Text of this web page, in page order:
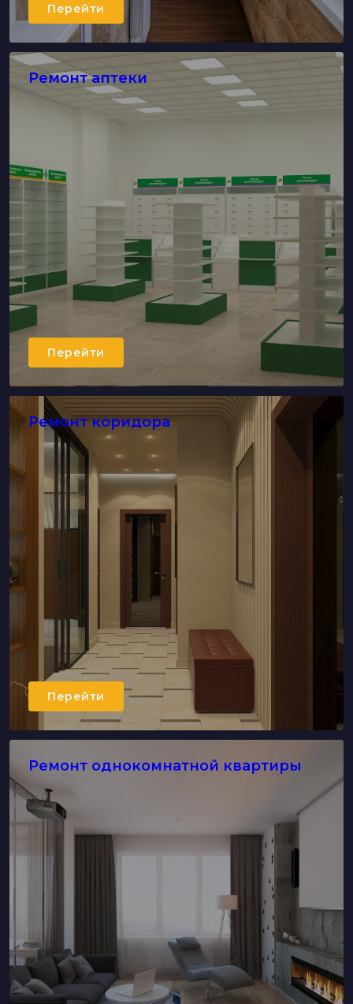
Перейти
Ремонт аптеки
Перейти
Ремонт коридора
Перейти
Ремонт однокомнатной квартиры